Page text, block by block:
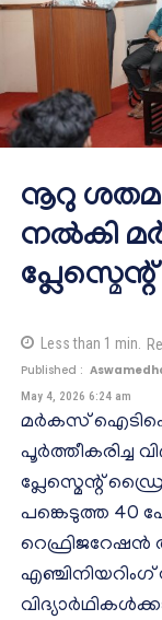
നൂറു
നൽകി
Less than 1 min.
Published :
May 4, 2026 6:24 am
മർകസ്
പൂർത്തീകരിച്ച
പ്ലേസ്മെന്റ്
പങ്കെടുത്ത 40
റെഫ്രിജറേഷൻ
എഞ്ചിനിയറിംഗ്